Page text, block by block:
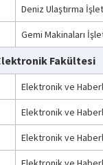
Deniz Ulaştırma
Gemi Makinaları
Fakültesi
Elektronik ve
Elektronik ve
Elektronik ve